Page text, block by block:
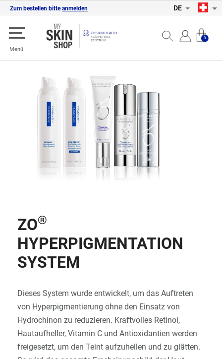
Zum bestellen bitteanmelden DE
0
Menü
ANMELDEN
ZO®
HYPERPIGMENTATION
SYSTEM
Dieses System wurde entwickelt, um das Auftreten
von Hyperpigmentierung ohne den Einsatz von
Hydrochinon zu reduzieren. Kraftvolles Retinol,
Hautaufheller, Vitamin C und Antioxidantien werden
freigesetzt, um den Teint aufzuhellen und zu glätten.